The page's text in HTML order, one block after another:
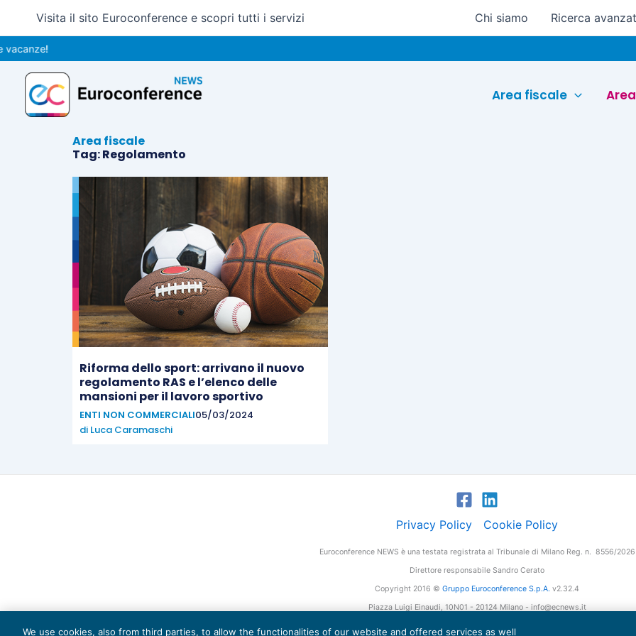
contenuto
Visita il sito Euroconference e scopri tutti i servizi Chi siamo Ricerca
Area fiscale
Area fiscale
Tag: Regolamento
Riforma dello sport: arrivano il nuovo
regolamento RAS e l’elenco delle
mansioni per il lavoro sportivo
ENTI NON COMMERCIALI05/03/2024
di Luca Caramaschi
Privacy Policy Cookie Policy
Euroconference NEWS è una testata registrata al Tribunale di Milano Reg. n. 8556/2026
Direttore responsabile Sandro Cerato
Copyright 2016 © Gruppo Euroconference S.p.A. v2.32.4
Piazza Luigi Einaudi, 10N01 - 20124 Milano - info@ecnews.it
We use cookies, also from third parties, to allow the functionalities of our website and offered services as well